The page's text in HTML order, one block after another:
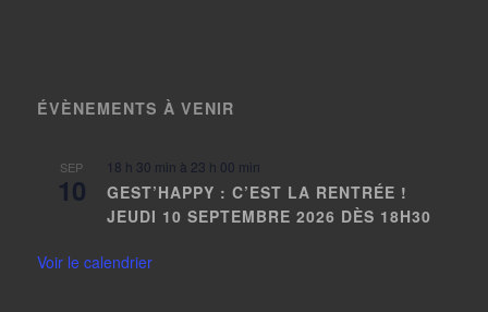
ÉVÈNEMENTS À VENIR
SEP
10
18 h 30 min à 23 h 00 min
GEST’HAPPY : C’EST LA RENTRÉE !
JEUDI 10 SEPTEMBRE 2026 DÈS 18H30
Voir le calendrier